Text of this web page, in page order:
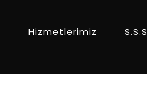
Hizmetlerimiz S.S.S